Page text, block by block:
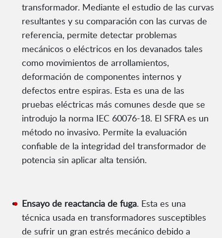
transformador. Mediante el estudio de las curvas
resultantes y su comparación con las curvas de
referencia, permite detectar problemas
mecánicos o eléctricos en los devanados tales
como movimientos de arrollamientos,
deformación de componentes internos y
defectos entre espiras. Esta es una de las
pruebas eléctricas más comunes desde que se
introdujo la norma IEC 60076-18. El SFRA es un
método no invasivo. Permite la evaluación
confiable de la integridad del transformador de
potencia sin aplicar alta tensión.
Ensayo de reactancia de fuga. Esta es una
técnica usada en transformadores susceptibles
de sufrir un gran estrés mecánico debido a